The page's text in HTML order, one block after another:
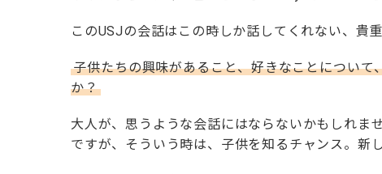
このUSJの会話はこの時しか話してくれない、貴
子供たちの興味があること、好きなことについ
か？
大人が、思うような会話にはならないかもしれませ
ですが、そういう時は、子供を知るチャンス。新